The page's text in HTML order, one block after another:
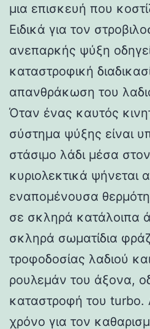
μια επισκευή που
Ειδικά για τον
ανεπαρκής ψύξη
καταστροφική
απανθράκωση του
Όταν ένας καυτός
σύστημα ψύξης είναι
στάσιμο λάδι μέσα
κυριολεκτικά ψήνεται
εναπομένουσα
σε σκληρά κατάλοιπα
σκληρά σωματίδια
τροφοδοσίας λαδιού
ρουλεμάν του άξονα,
καταστροφή του turbo.
χρόνο για τον